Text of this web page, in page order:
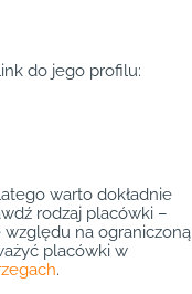
do jego profilu:
warto dokładnie
rodzaj placówki –
na ograniczoną
placówki w
.